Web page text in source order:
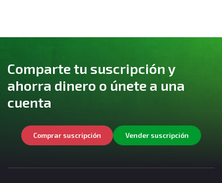
Comparte tu suscripción y
ahorra dinero o únete a una
cuenta
Comprar suscripción Vender suscripción